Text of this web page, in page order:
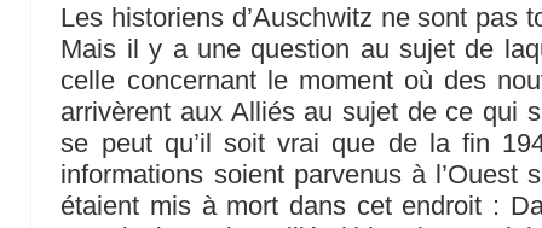
Les historiens d’Auschwitz ne sont pas
Mais il y a une question au sujet de
celle concernant le moment où des
arrivèrent aux Alliés au sujet de ce qui
se peut qu’il soit vrai que de la fin
informations soient parvenus à l’Ouest
étaient mis à mort dans cet endroit :